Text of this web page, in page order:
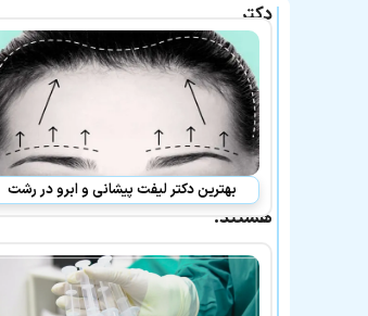
دکتر
علیرضا
فدائی
نائینی
در
لیست
بهترین
پزشکان
معرفی
شده
نیز
هستند:
بهترین دکتر لیفت پیشانی و ابرو در رشت